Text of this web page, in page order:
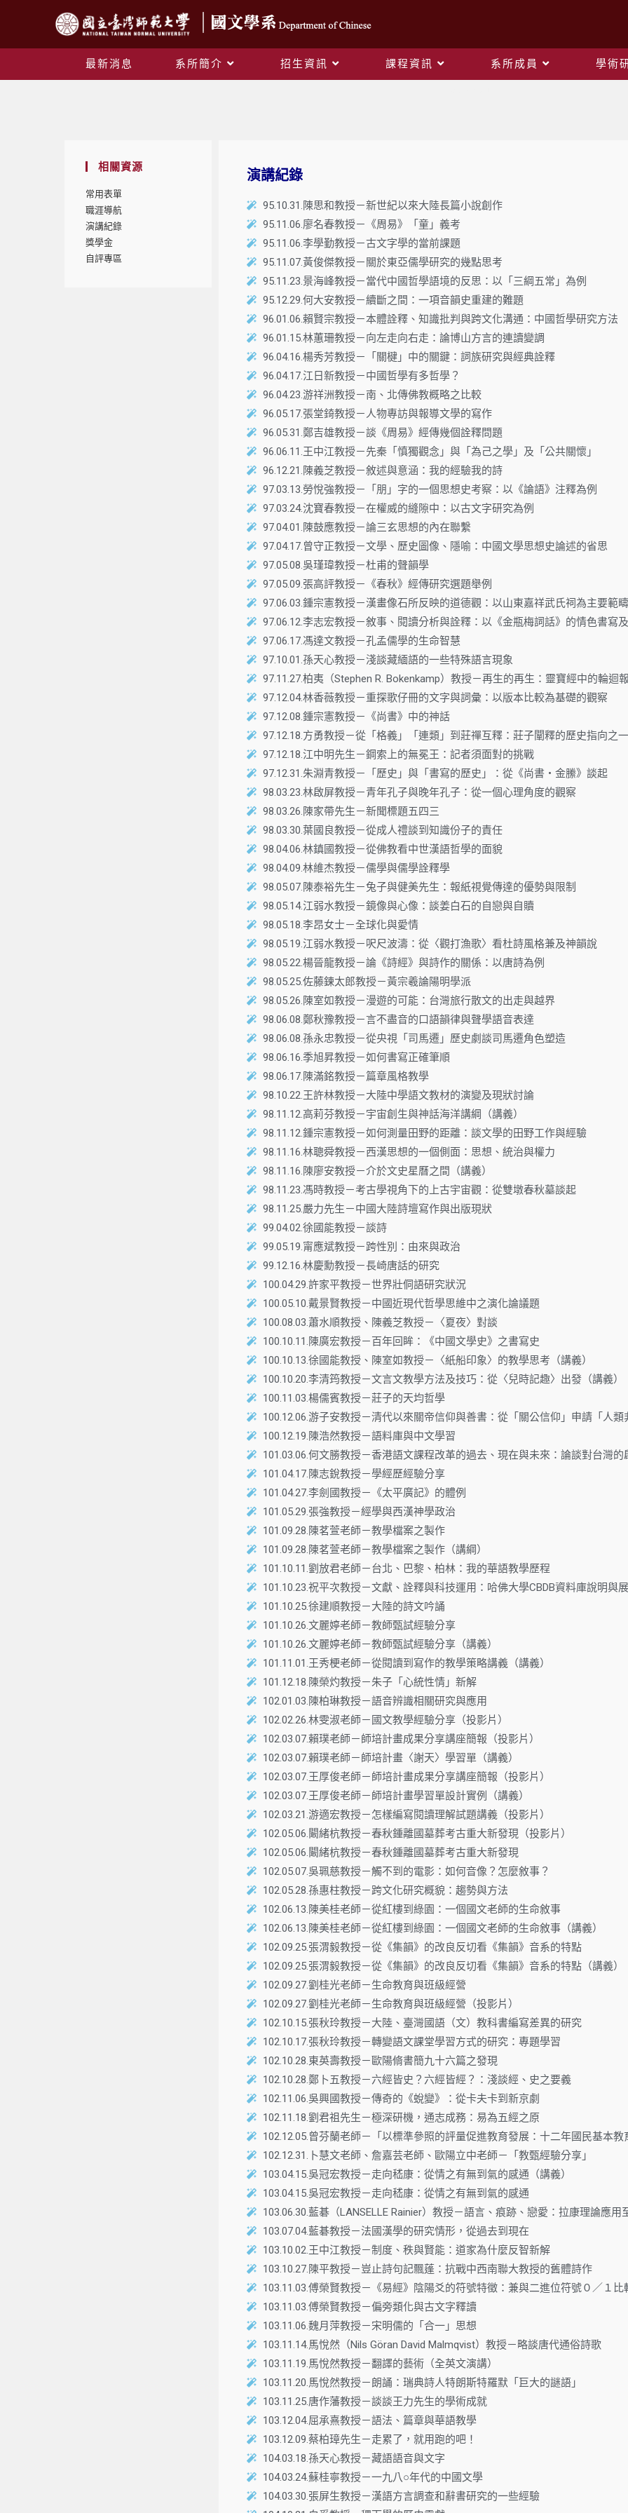
最新消息 系所簡介 招生資訊 課程資訊 系所成員 學術
相關資源
常用表單
職涯導航
演講紀錄
獎學金
自評專區
演講紀錄
95.10.31.陳思和教授－新世紀以來大陸長篇小說創作
95.11.06.廖名春教授－《周易》「童」義考
95.11.06.李學勤教授－古文字學的當前課題
95.11.07.黃俊傑教授－關於東亞儒學研究的幾點思考
95.11.23.景海峰教授－當代中國哲學語境的反思：以「三綱五常」為例
95.12.29.何大安教授－續斷之間：一項音韻史重建的難題
96.01.06.賴賢宗教授－本體詮釋、知識批判與跨文化溝通：中國哲學研究方法
96.01.15.林蕙珊教授－向左走向右走：論博山方言的連讀變調
96.04.16.楊秀芳教授－「關楗」中的關鍵：詞族研究與經典詮釋
96.04.17.江日新教授－中國哲學有多哲學？
96.04.23.游祥洲教授－南、北傳佛教概略之比較
96.05.17.張堂錡教授－人物專訪與報導文學的寫作
96.05.31.鄭吉雄教授－談《周易》經傳幾個詮釋問題
96.06.11.王中江教授－先秦「慎獨觀念」與「為己之學」及「公共關懷」
96.12.21.陳義芝教授－敘述與意涵：我的經驗我的詩
97.03.13.勞悅強教授－「朋」字的一個思想史考察：以《論語》注釋為例
97.03.24.沈寶春教授－在權威的縫隙中：以古文字研究為例
97.04.01.陳鼓應教授－論三玄思想的內在聯繫
97.04.17.曾守正教授－文學、歷史圖像、隱喻：中國文學思想史論述的省思
97.05.08.吳瑾瑋教授－杜甫的聲韻學
97.05.09.張高評教授－《春秋》經傳研究選題舉例
97.06.03.鍾宗憲教授－漢畫像石所反映的道德觀：以山東嘉祥武氏祠為主要範疇
97.06.12.李志宏教授－敘事、閱讀分析與詮釋：以《金瓶梅詞話》的情色書寫
97.06.17.馮達文教授－孔孟儒學的生命智慧
97.10.01.孫天心教授－淺談藏緬語的一些特殊語言現象
97.11.27.柏夷（Stephen R. Bokenkamp）教授－再生的再生：靈寶經中的輪迴
97.12.04.林香薇教授－重探歌仔冊的文字與詞彙：以版本比較為基礎的觀察
97.12.08.鍾宗憲教授－《尚書》中的神話
97.12.18.方勇教授－從「格義」「連類」到莊禪互釋：莊子闡釋的歷史指向之一
97.12.18.江中明先生－鋼索上的無冕王：記者須面對的挑戰
97.12.31.朱淵青教授－「歷史」與「書寫的歷史」：從《尚書‧金縢》談起
98.03.23.林啟屏教授－青年孔子與晚年孔子：從一個心理角度的觀察
98.03.26.陳家帶先生－新聞標題五四三
98.03.30.葉國良教授－從成人禮談到知識份子的責任
98.04.06.林鎮國教授－從佛教看中世漢語哲學的面貌
98.04.09.林維杰教授－儒學與儒學詮釋學
98.05.07.陳泰裕先生－兔子與健美先生：報紙視覺傳達的優勢與限制
98.05.14.江弱水教授－鏡像與心像：談姜白石的自戀與自贖
98.05.18.李昂女士－全球化與愛情
98.05.19.江弱水教授－呎尺波濤：從〈觀打漁歌〉看杜詩風格兼及神韻說
98.05.22.楊晉龍教授－論《詩經》與詩作的關係：以唐詩為例
98.05.25.佐藤鍊太郎教授－黃宗羲論陽明學派
98.05.26.陳室如教授－漫遊的可能：台灣旅行散文的出走與越界
98.06.08.鄭秋豫教授－言不盡音的口語韻律與聲學語音表達
98.06.08.孫永忠教授－從央視「司馬遷」歷史劇談司馬遷角色塑造
98.06.16.季旭昇教授－如何書寫正確筆順
98.06.17.陳滿銘教授－篇章風格教學
98.10.22.王許林教授－大陸中學語文教材的演變及現狀討論
98.11.12.高莉芬教授－宇宙創生與神話海洋講綱（講義）
98.11.12.鍾宗憲教授－如何測量田野的距離：談文學的田野工作與經驗
98.11.16.林聰舜教授－西漢思想的一個側面：思想、統治與權力
98.11.16.陳廖安教授－介於文史星曆之間（講義）
98.11.23.馮時教授－考古學視角下的上古宇宙觀：從雙墩春秋墓談起
98.11.25.嚴力先生－中國大陸詩壇寫作與出版現狀
99.04.02.徐國能教授－談詩
99.05.19.甯應斌教授－跨性別：由來與政治
99.12.16.林慶勳教授－長崎唐話的研究
100.04.29.許家平教授－世界壯侗語研究狀況
100.05.10.戴景賢教授－中國近現代哲學思維中之演化論議題
100.08.03.蕭水順教授、陳義芝教授－〈夏夜〉對談
100.10.11.陳廣宏教授－百年回眸：《中國文學史》之書寫史
100.10.13.徐國能教授、陳室如教授－〈紙船印象〉的教學思考（講義）
100.10.20.李清筠教授－文言文教學方法及技巧：從〈兒時記趣〉出發（講義）
100.11.03.楊儒賓教授－莊子的天均哲學
100.12.06.游子安教授－清代以來關帝信仰與善書：從「關公信仰」申請「人
100.12.19.陳浩然教授－語料庫與中文學習
101.03.06.何文勝教授－香港語文課程改革的過去、現在與未來：論談對台灣的
101.04.17.陳志銳教授－學經歷經驗分享
101.04.27.李劍國教授－《太平廣記》的體例
101.05.29.張強教授－經學與西漢神學政治
101.09.28.陳茗萱老師－教學檔案之製作
101.09.28.陳茗萱老師－教學檔案之製作（講綱）
101.10.11.劉放君老師－台北、巴黎、柏林：我的華語教學歷程
101.10.23.祝平次教授－文獻、詮釋與科技運用：哈佛大學CBDB資料庫說明與
101.10.25.徐建順教授－大陸的詩文吟誦
101.10.26.文麗婷老師－教師甄試經驗分享
101.10.26.文麗婷老師－教師甄試經驗分享（講義）
101.11.01.王秀梗老師－從閱讀到寫作的教學策略講義（講義）
101.12.18.陳榮灼教授－朱子「心統性情」新解
102.01.03.陳柏琳教授－語音辨識相關研究與應用
102.02.26.林雯淑老師－國文教學經驗分享（投影片）
102.03.07.賴璞老師－師培計畫成果分享講座簡報（投影片）
102.03.07.賴璞老師－師培計畫〈謝天〉學習單（講義）
102.03.07.王厚俊老師－師培計畫成果分享講座簡報（投影片）
102.03.07.王厚俊老師－師培計畫學習單設計實例（講義）
102.03.21.游適宏教授－怎樣編寫閱讀理解試題講義（投影片）
102.05.06.闞緒杭教授－春秋鍾離國墓葬考古重大新發現（投影片）
102.05.06.闞緒杭教授－春秋鍾離國墓葬考古重大新發現
102.05.07.吳珮慈教授－觸不到的電影：如何音像？怎麼敘事？
102.05.28.孫惠柱教授－跨文化研究概貌：趨勢與方法
102.06.13.陳美桂老師－從紅樓到綠園：一個國文老師的生命敘事
102.06.13.陳美桂老師－從紅樓到綠園：一個國文老師的生命敘事（講義）
102.09.25.張渭毅教授－從《集韻》的改良反切看《集韻》音系的特點
102.09.25.張渭毅教授－從《集韻》的改良反切看《集韻》音系的特點（講義）
102.09.27.劉桂光老師－生命教育與班級經營
102.09.27.劉桂光老師－生命教育與班級經營（投影片）
102.10.15.張秋玲教授－大陸、臺灣國語（文）教科書編寫差異的研究
102.10.17.張秋玲教授－轉變語文課堂學習方式的研究：專題學習
102.10.28.東英壽教授－歐陽脩書簡九十六篇之發現
102.10.28.鄭卜五教授－六經皆史？六經皆經？：淺談經、史之要義
102.11.06.吳興國教授－傳奇的《蛻變》：從卡夫卡到新京劇
102.11.18.劉君祖先生－極深研機，通志成務：易為五經之原
102.12.05.曾芬蘭老師－「以標準參照的評量促進教育發展：十二年國民基本教
102.12.31.卜慧文老師、詹嘉芸老師、歐陽立中老師－「教甄經驗分享」
103.04.15.吳冠宏教授－走向嵇康：從情之有無到氣的感通（講義）
103.04.15.吳冠宏教授－走向嵇康：從情之有無到氣的感通
103.06.30.藍碁（LANSELLE Rainier）教授－語言、痕跡、戀愛：拉康理論應用
103.07.04.藍碁教授－法國漢學的研究情形，從過去到現在
103.10.02.王中江教授－制度、秩與賢能：道家為什麼反智新解
103.10.27.陳平教授－豈止詩句記飄蓬：抗戰中西南聯大教授的舊體詩作
103.11.03.傅榮賢教授－《易經》陰陽爻的符號特徵：兼與二進位符號０／１比
103.11.03.傅榮賢教授－偏旁類化與古文字釋讀
103.11.06.魏月萍教授－宋明儒的「合一」思想
103.11.14.馬悅然（Nils Göran David Malmqvist）教授－略談唐代通俗詩歌
103.11.19.馬悅然教授－翻譯的藝術（全英文演講）
103.11.20.馬悅然教授－朗誦：瑞典詩人特朗斯特羅默「巨大的謎語」
103.11.25.唐作藩教授－談談王力先生的學術成就
103.12.04.屈承熹教授－語法、篇章與華語教學
103.12.09.蔡柏璋先生－走累了，就用跑的吧！
104.03.18.孫天心教授－藏語語音與文字
104.03.24.蘇桂寧教授－一九八○年代的中國文學
104.03.30.張屏生教授－漢語方言調查和辭書研究的一些經驗